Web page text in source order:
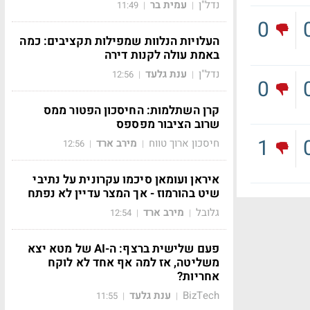
0
0
1
נדל"ן | עמית בר |
11:49
העלויות הנלוות שמפילות תקציבים: כמה
באמת עולה לקנות דירה
נדל"ן | ענת גלעד |
12:56
קרן השתלמות: החיסכון הפטור ממס
שרוב הציבור מפספס
חיסכון ארוך טווח | מירב ארד |
12:56
איראן ועומאן סיכמו עקרונית על נתיבי
שיט בהורמוז - אך המצר עדיין לא נפתח
גלובל | מירב ארד |
12:54
פעם שלישית ברצף: ה-AI של מטא יצא
משליטה, אז למה אף אחד לא לוקח
אחריות?
BizTech
| ענת גלעד |
11:55